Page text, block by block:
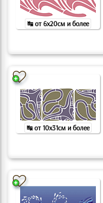
↹ от 6x20см и более
↹ от 10x31см и более